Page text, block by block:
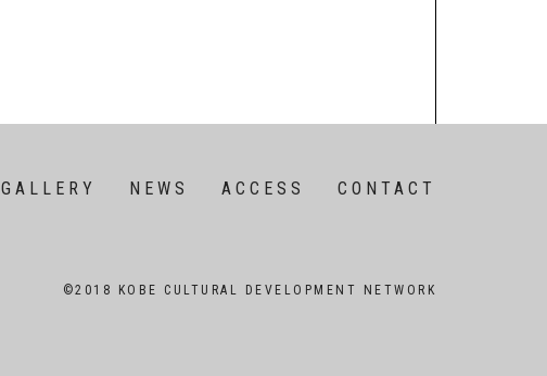
GALLERY NEWS ACCESS CONTACT
©2018 KOBE CULTURAL DEVELOPMENT NETWORK